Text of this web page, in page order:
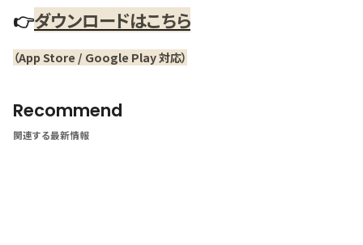
👉️ダウンロードはこちら
（App Store / Google Play 対応）
Recommend
関連する最新情報